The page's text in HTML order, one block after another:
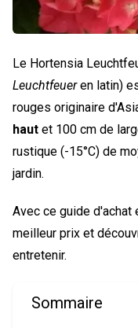
Le Hortensia
Leuchtfeueren latin)
rouges originaire
haut et 100 cm de
rustique (-15°C) de
jardin.
Avec ce guide
meilleur prix et
entretenir.
Sommaire